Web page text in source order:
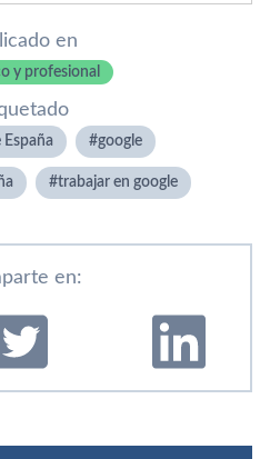
en
y profesional
España google
trabajar en google
en: